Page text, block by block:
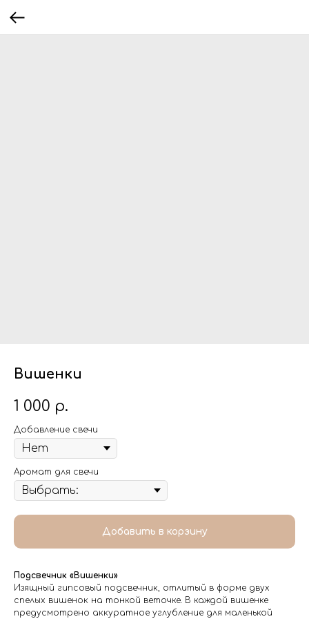
Вишенки
1 000 р.
Добавление свечи
Аромат для свечи
Добавить в корзину
Подсвечник «Вишенки»
Изящный гипсовый подсвечник, отлитый в форме двух
спелых вишенок на тонкой веточке. В каждой вишенке
предусмотрено аккуратное углубление для маленькой